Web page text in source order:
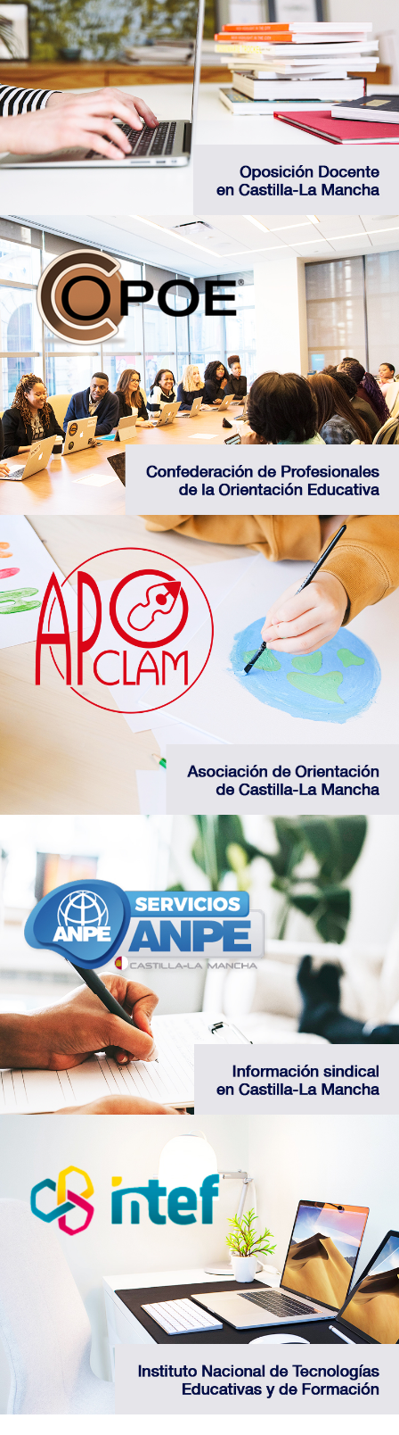
Infórmate sobre los procesos de oposición
docente que se desarrollan en Castilla-La
Mancha
Web de oposición docente de la JCCM
Accede a los recursos de las asociaciones de
orientadores integrantes de COPOE
Web de la confederación COPOE
Descrubre los recursos disponibles de la
Asociación de Orientadores de Castilla-La
Mancha
Web de la Asociación APOCLAM
Infórmate sobre las principales novedades en
el sindicato mayoritario de Castilla-La Mancha
Web del Sindicato ANPE CLM
Consigue recursos formativos sobre las últimas
novedades tecnológicas en educación
Web INTEF del Ministerio de Educación